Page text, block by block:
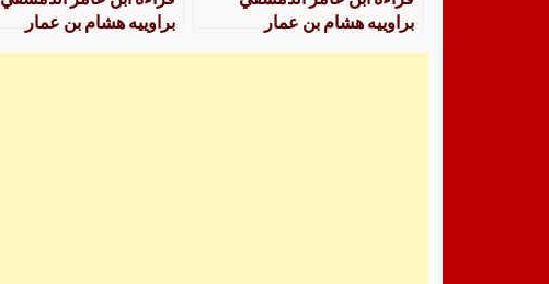
براوييه هشام بن عمار
براوييه هشام بن عمار